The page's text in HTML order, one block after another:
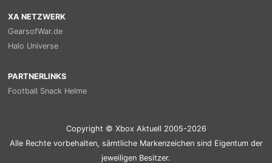
XA NETZWERK
GearsofWar.de
Halo Universe
PARTNERLINKS
Football Snack Helme
Copyright © Xbox Aktuell 2005-2026
Alle Rechte vorbehalten, sämtliche Markenzeichen sind Eigentum der
jeweiligen Besitzer.